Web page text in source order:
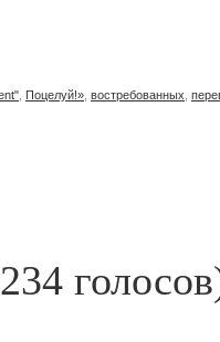
Поцелуй!» востребованных